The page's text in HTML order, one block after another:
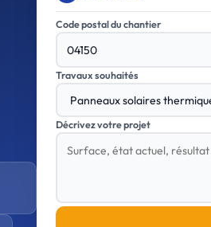
Code postal du chantier
Travaux souhaités
Décrivez votre projet